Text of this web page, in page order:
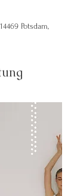
Potsdam,